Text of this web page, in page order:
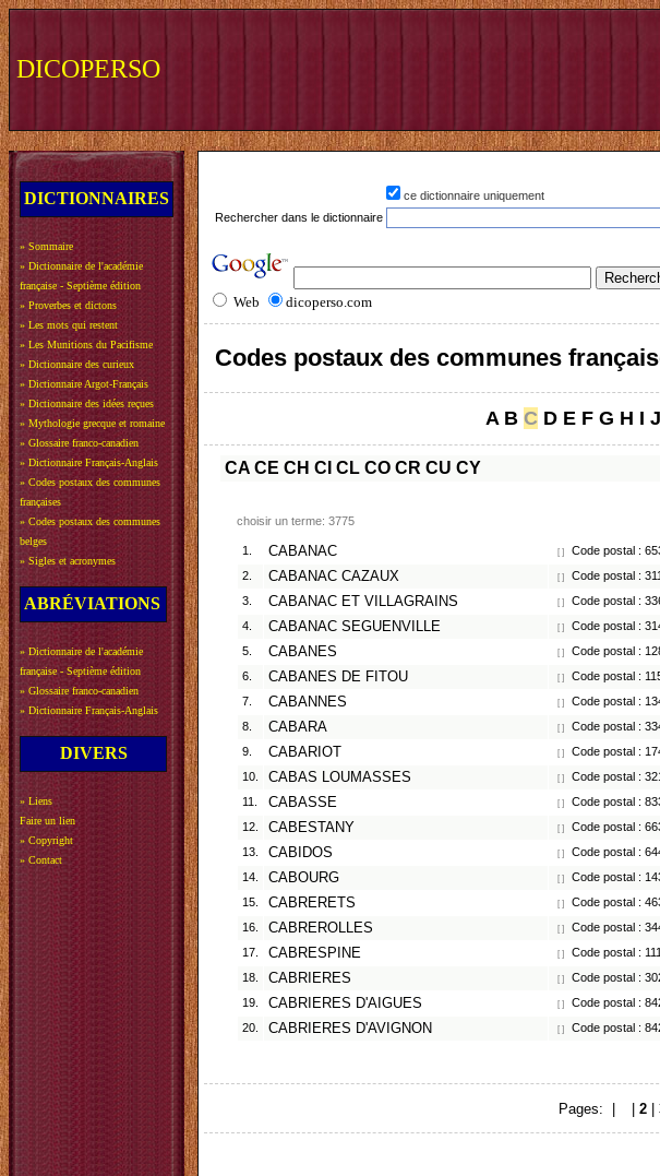
DICOPERSO
DICTIONNAIRES
» Sommaire
» Dictionnaire de l'académie
française - Septième édition
» Proverbes et dictons
» Les mots qui restent
» Les Munitions du Pacifisme
» Dictionnaire des curieux
» Dictionnaire Argot-Français
» Dictionnaire des idées reçues
» Mythologie grecque et romaine
» Glossaire franco-canadien
» Dictionnaire Français-Anglais
» Codes postaux des communes
françaises
» Codes postaux des communes
belges
» Sigles et acronymes
ABRÉVIATIONS
» Dictionnaire de l'académie
française - Septième édition
» Glossaire franco-canadien
» Dictionnaire Français-Anglais
DIVERS
» Liens
Faire un lien
» Copyright
» Contact
ce dictionnaire uniquement
Rechercher dans le dictionnaire
Web dicoperso.com
Codes postaux des communes
A B C D E F G H I J
CA CE CH CI CL CO CR CU CY
choisir un terme: 3775
1. CABANAC [ ]
Code postal :
2.
CABANAC CAZAUX [ ]
Code postal :
3.
CABANAC ET VILLAGRAINS [ ]
Code postal :
4.
CABANAC SEGUENVILLE [ ]
Code postal :
5.
CABANES [ ]
Code postal :
6.
CABANES DE FITOU [ ]
Code postal :
7.
CABANNES [ ]
Code postal :
8.
CABARA [ ]
Code postal :
9.
CABARIOT [ ]
Code postal :
10.
CABAS LOUMASSES [ ]
Code postal :
11.
CABASSE [ ]
Code postal :
12.
CABESTANY [ ]
Code postal :
13.
CABIDOS [ ]
Code postal :
14.
CABOURG [ ]
Code postal :
15.
CABRERETS [ ]
Code postal :
16.
CABREROLLES [ ]
Code postal :
17.
CABRESPINE [ ]
Code postal :
18.
CABRIERES [ ]
Code postal :
19.
CABRIERES D'AIGUES [ ]
Code postal :
20.
CABRIERES D'AVIGNON [ ] Code postal :
Pages: | 2|